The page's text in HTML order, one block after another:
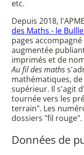
etc.
Depuis 2018,
des Maths - le
pages
augmentée
imprimés et de
Au fil des maths
mathématiques,
supérieur. Il s'agit
tournée vers les
terrain". Les
dossiers "fil rouge".
Données de